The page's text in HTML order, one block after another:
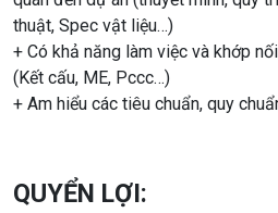
thuật, Spec vật liệu…)
+ Có khả năng làm việc và khớp
(Kết cấu, ME, Pccc…)
+ Am hiểu các tiêu chuẩn, quy
QUYỂN LỢI: